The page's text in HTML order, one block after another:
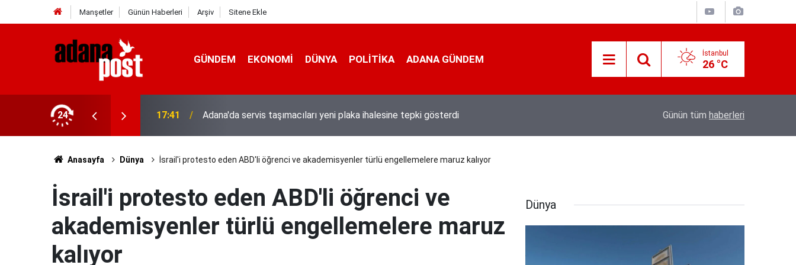
Manşetler Günün Haberleri Arşiv Sitene Ekle
GÜNDEM EKONOMI DÜNYA POLİTİKA ADANA GÜNDEM İstanbul
26 °C
24 17:41 Adana'da servis taşımacıları yeni plaka ihalesine tepki gösterdi
Danişma Merkezini Ziyaret Etti
Günün tüm haberleri
Anasayfa Dünya İsrail'i protesto eden ABD'li öğrenci ve akademisyenler türlü engellemelere maruz kalıyor
İsrail'i protesto eden ABD'li öğrenci ve
akademisyenler türlü engellemelere maruz
kalıyor
Dünya